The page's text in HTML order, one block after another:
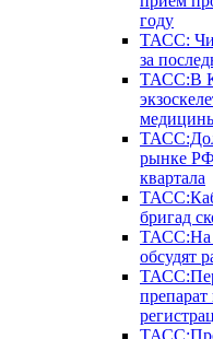
году
ТАСС:
за
ТАСС:В
рынке РФ
квартала
бригад
ТАСС:На
обсудят